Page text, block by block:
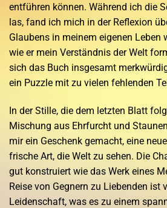
entführen können. Während ich die
las, fand ich mich in der Reflexion
Glaubens in meinem eigenen Leben
wie er mein Verständnis der Welt
sich das Buch insgesamt
ein Puzzle mit zu vielen fehlenden
In der Stille, die dem letzten Blatt
Mischung aus Ehrfurcht und
mir ein Geschenk gemacht, eine
frische Art, die Welt zu sehen. Die
gut konstruiert wie das Werk eines
Reise von Gegnern zu Liebenden ist
Leidenschaft, was es zu einem